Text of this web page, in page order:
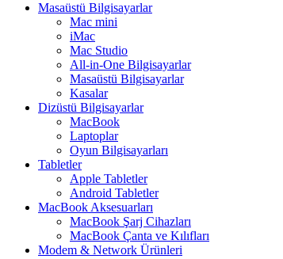
Masaüstü Bilgisayarlar
Mac mini
iMac
Mac Studio
All-in-One Bilgisayarlar
Masaüstü Bilgisayarlar
Kasalar
Dizüstü Bilgisayarlar
MacBook
Laptoplar
Oyun Bilgisayarları
Tabletler
Apple Tabletler
Android Tabletler
MacBook Aksesuarları
MacBook Şarj Cihazları
MacBook Çanta ve Kılıfları
Modem & Network Ürünleri